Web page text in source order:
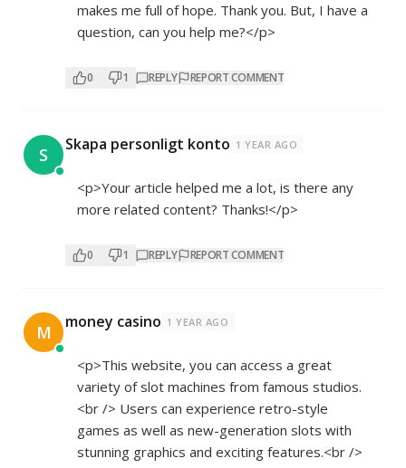
makes me full of hope. Thank you. But, I have a
question, can you help me?</p>
0 1 REPLY REPORT COMMENT
S Skapa personligt konto 1 YEAR AGO
<p>Your article helped me a lot, is there any
more related content? Thanks!</p>
0 1 REPLY REPORT COMMENT
M money casino 1 YEAR AGO
<p>This website, you can access a great
variety of slot machines from famous studios.
<br /> Users can experience retro-style
games as well as new-generation slots with
stunning graphics and exciting features.<br />